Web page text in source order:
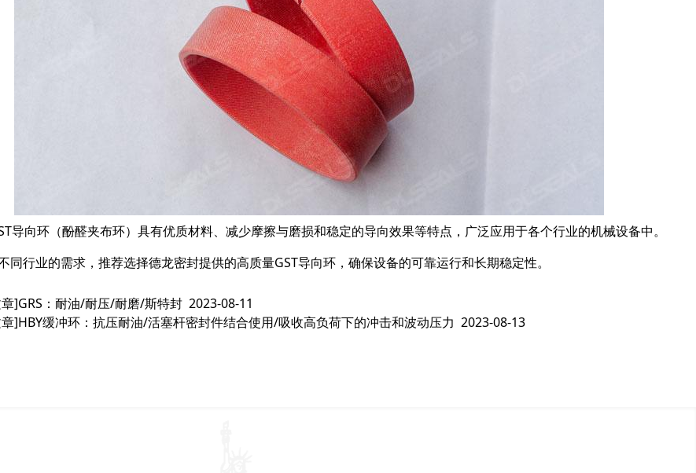
导向环（酚醛夹布环）具有优质材料、减少摩擦与磨损和稳定的导向效果等特点，广泛应用于各个行业的机械设备中。
同行业的需求，推荐选择德龙密封提供的高质量GST导向环，确保设备的可靠运行和长期稳定性。
]GRS：耐油/耐压/耐磨/斯特封 2023-08-11
]HBY缓冲环：抗压耐油/活塞杆密封件结合使用/吸收高负荷下的冲击和波动压力 2023-08-13